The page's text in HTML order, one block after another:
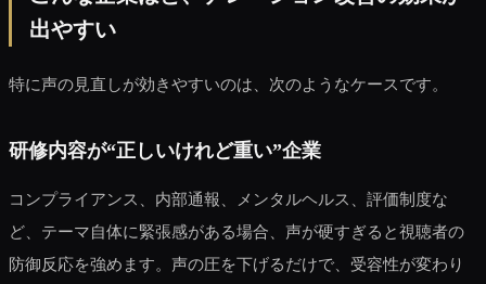
出やすい
特に声の見直しが効きやすいのは、次のようなケースです。
研修内容が“正しいけれど重い”企業
コンプライアンス、内部通報、メンタルヘルス、評価制度な
ど、テーマ自体に緊張感がある場合、声が硬すぎると視聴者の
防御反応を強めます。声の圧を下げるだけで、受容性が変わり